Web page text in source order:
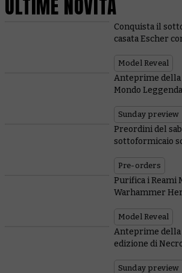
ULTIME NOVITÀ
Conquista il
casata Escher
Model Reveal
Anteprime della
Mondo
Sunday preview
Preordini del
sottoformicaio
Pre-orders
Purifica i Reami
Warhammer
Model Reveal
Anteprime della
edizione di
Sunday preview